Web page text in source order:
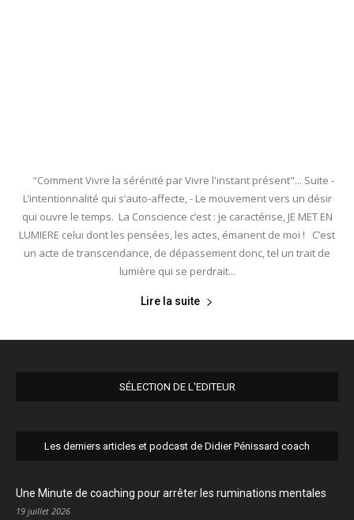
"Comment Vivre la sérénité par Vivre l'instant présent"... Suite -
L’intentionnalité qui s’auto-affecte, - Le mouvement vers un désir
qui ouvre le temps. La Conscience c’est : je caractérise, JE MET EN
LUMIERE celui dont les pensées, les actes, émanent de moi ! C’est
un acte de transcendance, de dépassement donc, tel un trait de
lumière qui se perdrait...
Lire la suite
SÉLECTION DE L'EDITEUR
Les derniers articles et podcast de Didier Pénissard coach
Une Minute de coaching pour arrêter les ruminations mentales
19 juillet 2026